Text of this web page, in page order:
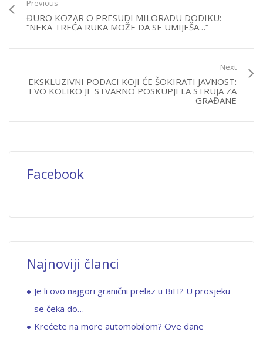
Previous
ĐURO KOZAR O PRESUDI MILORADU DODIKU:
“NEKA TREĆA RUKA MOŽE DA SE UMIJEŠA…”
Next
EKSKLUZIVNI PODACI KOJI ĆE ŠOKIRATI JAVNOST:
EVO KOLIKO JE STVARNO POSKUPJELA STRUJA ZA
GRAĐANE
Facebook
Najnoviji članci
Je li ovo najgori granični prelaz u BiH? U prosjeku
se čeka do…
Krećete na more automobilom? Ove dane